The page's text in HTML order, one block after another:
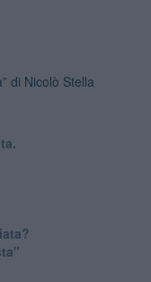
di Nicolò Stella